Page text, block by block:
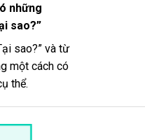
những
sao?”
sao?” và từ
một cách có
thể.